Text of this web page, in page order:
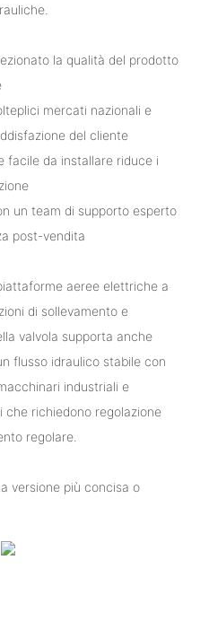
la qualità del prodotto
mercati nazionali e
del cliente
facile da installare riduce i
un team di supporto esperto
post-vendita
aeree elettriche a
di sollevamento e
valvola supporta anche
flusso idraulico stabile con
industriali e
richiedono regolazione
regolare.
versione più concisa o